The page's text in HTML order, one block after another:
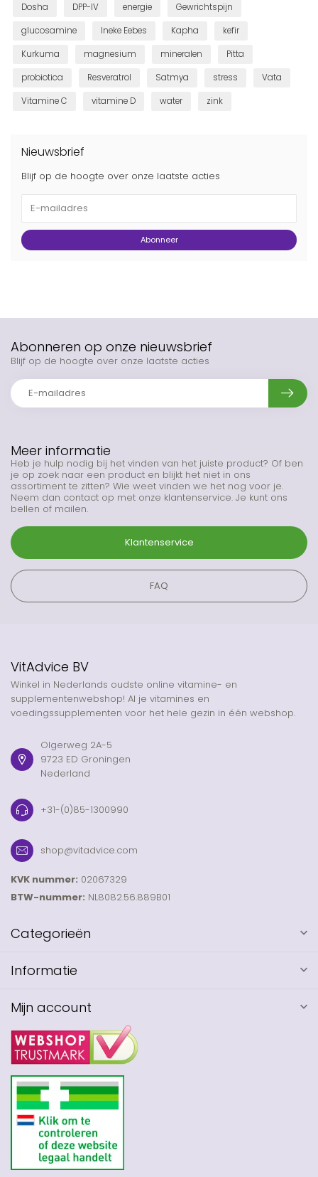
Dosha DPP-IV energie Gewrichtspijn
glucosamine Ineke Eebes Kapha kefir
Kurkuma magnesium mineralen Pitta
probiotica Resveratrol Satmya stress Vata
Vitamine C vitamine D water zink
Nieuwsbrief
Blijf op de hoogte over onze laatste acties
Abonneer
Meer informatie
Heb je hulp nodig bij het vinden van het juiste product? Of ben
je op zoek naar een product en blijkt het niet in ons
assortiment te zitten? Wie weet vinden we het nog voor je.
Neem dan contact op met onze klantenservice. Je kunt ons
bellen of mailen.
Klantenservice
FAQ
Abonneren op onze nieuwsbrief
Blijf op de hoogte over onze laatste acties
VitAdvice BV
Winkel in Nederlands oudste online vitamine- en
supplementenwebshop! Al je vitamines en
voedingssupplementen voor het hele gezin in één webshop.
Olgerweg 2A-5
9723 ED Groningen
Nederland
+31-(0)85-1300990
shop@vitadvice.com
KVK nummer: 02067329
BTW-nummer: NL8082.56.889B01
Categorieën
Informatie
Mijn account